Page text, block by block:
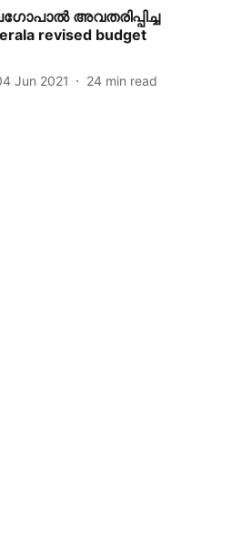
അവതരിപ്പിച്ച
revised budget
Jun 2021 24 min read